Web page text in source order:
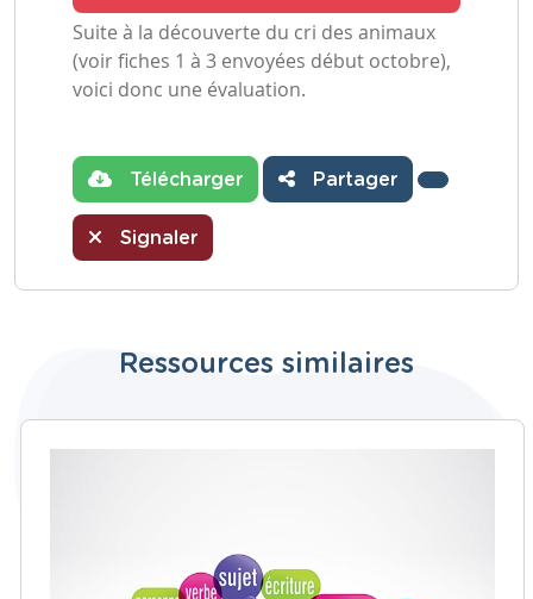
Suite à la découverte du cri des animaux
(voir fiches 1 à 3 envoyées début octobre),
voici donc une évaluation.
Télécharger Partager
Signaler
Ressources similaires